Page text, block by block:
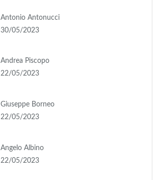
Antonio Antonucci
30/05/2023
Andrea Piscopo
22/05/2023
Giuseppe Borneo
22/05/2023
Angelo Albino
22/05/2023